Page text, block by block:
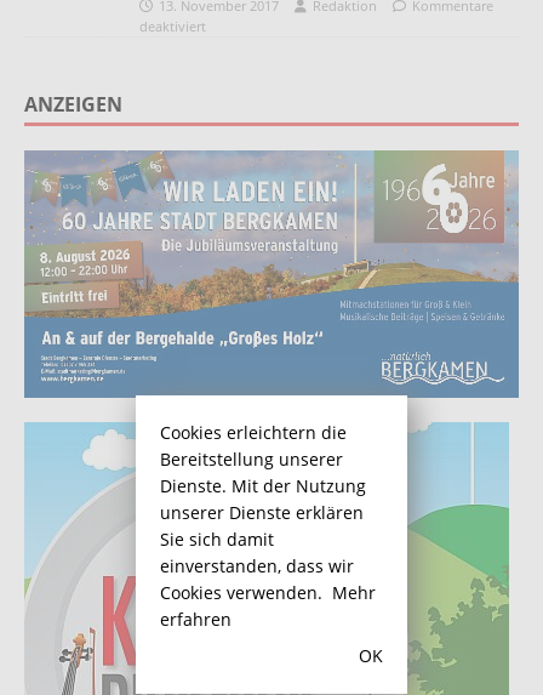
13. November 2017 Redaktion
Kommentare
deaktiviert
ANZEIGEN
Cookies erleichtern die
Bereitstellung unserer
Dienste. Mit der Nutzung
unserer Dienste erklären
Sie sich damit
einverstanden, dass wir
Cookies verwenden. Mehr
erfahren
OK